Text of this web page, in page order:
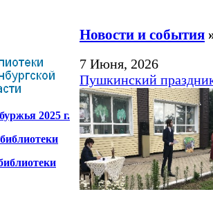
2025 г.
Новости и события
7 Июня, 2026
Пушкинский